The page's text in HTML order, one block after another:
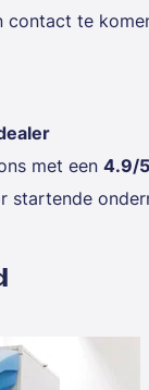
contact te
met een 4.9/5
startende